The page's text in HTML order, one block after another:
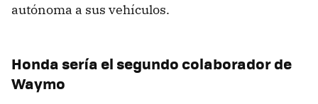
autónoma a sus vehículos.
Honda sería el segundo colaborador de
Waymo